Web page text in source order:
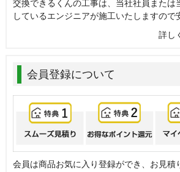
交換できるくんの工事は、当社社員または
しているエンジニアが施工いたしますので
詳し
会員登録について
会員は商品お気に入り登録ができ、お見積